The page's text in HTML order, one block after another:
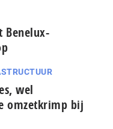
Benelux-
wel
omzetkrimp bij